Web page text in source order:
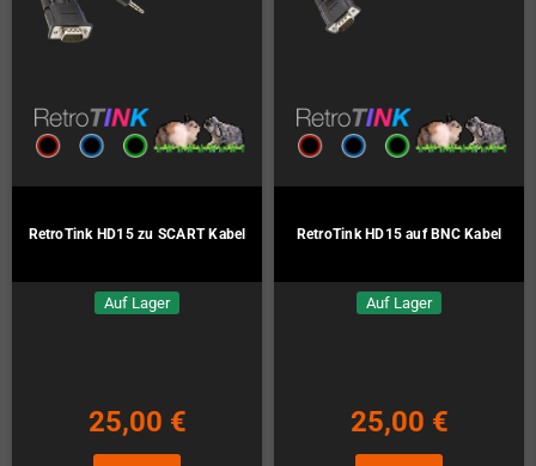
RetroTink HD15 zu SCART Kabel
Auf Lager
25,00 €
RetroTink HD15 auf BNC Kabel
Auf Lager
25,00 €